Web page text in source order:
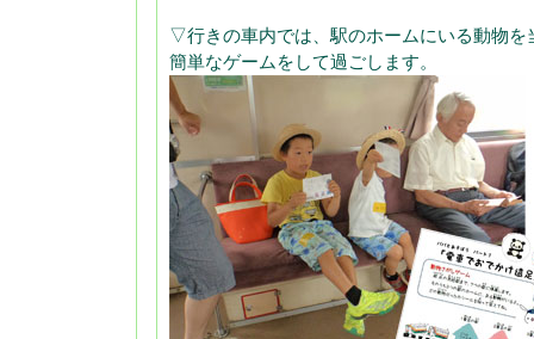
▽行きの車内では、駅のホームにいる動物を
簡単なゲームをして過ごします。